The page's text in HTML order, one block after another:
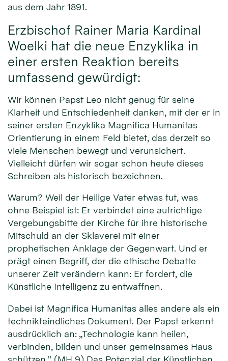
aus dem Jahr 1891.
Erzbischof Rainer Maria Kardinal
Woelki hat die neue Enzyklika in
einer ersten Reaktion bereits
umfassend gewürdigt:
Wir können Papst Leo nicht genug für seine
Klarheit und Entschiedenheit danken, mit der er in
seiner ersten Enzyklika Magnifica Humanitas
Orientierung in einem Feld bietet, das derzeit so
viele Menschen bewegt und verunsichert.
Vielleicht dürfen wir sogar schon heute dieses
Schreiben als historisch bezeichnen.
Warum? Weil der Heilige Vater etwas tut, was
ohne Beispiel ist: Er verbindet eine aufrichtige
Vergebungsbitte der Kirche für ihre historische
Mitschuld an der Sklaverei mit einer
prophetischen Anklage der Gegenwart. Und er
prägt einen Begriff, der die ethische Debatte
unserer Zeit verändern kann: Er fordert, die
Künstliche Intelligenz zu entwaffnen.
Dabei ist Magnifica Humanitas alles andere als ein
technikfeindliches Dokument. Der Papst erkennt
ausdrücklich an: „Technologie kann heilen,
verbinden, bilden und unser gemeinsames Haus